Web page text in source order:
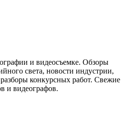
и видеосъемке. Обзоры
света, новости индустрии,
конкурсных работ. Свежие
и видеографов.